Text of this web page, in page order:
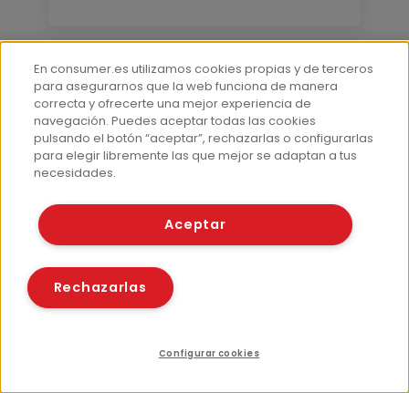
Embarazo
¿Cómo comer durante el posparto?
Pautas para no perderse
En consumer.es utilizamos cookies propias y de terceros
para asegurarnos que la web funciona de manera
correcta y ofrecerte una mejor experiencia de
navegación. Puedes aceptar todas las cookies
pulsando el botón “aceptar”, rechazarlas o configurarlas
para elegir libremente las que mejor se adaptan a tus
necesidades.
Aceptar
Rechazarlas
Configurar cookies